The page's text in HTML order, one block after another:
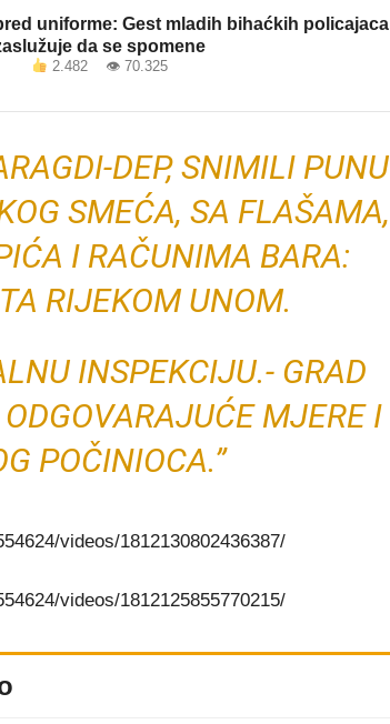
uniforme: Gest mladih bihaćkih policajaca
da se spomene
2.482 👁 70.325
DEP, SNIMILI PUNU
SMEĆA, SA FLAŠAMA,
I RAČUNIMA BARA:
RIJEKOM UNOM.
INSPEKCIJU.- GRAD
MJERE I
POČINIOCA.”
videos/1812130802436387/
videos/1812125855770215/